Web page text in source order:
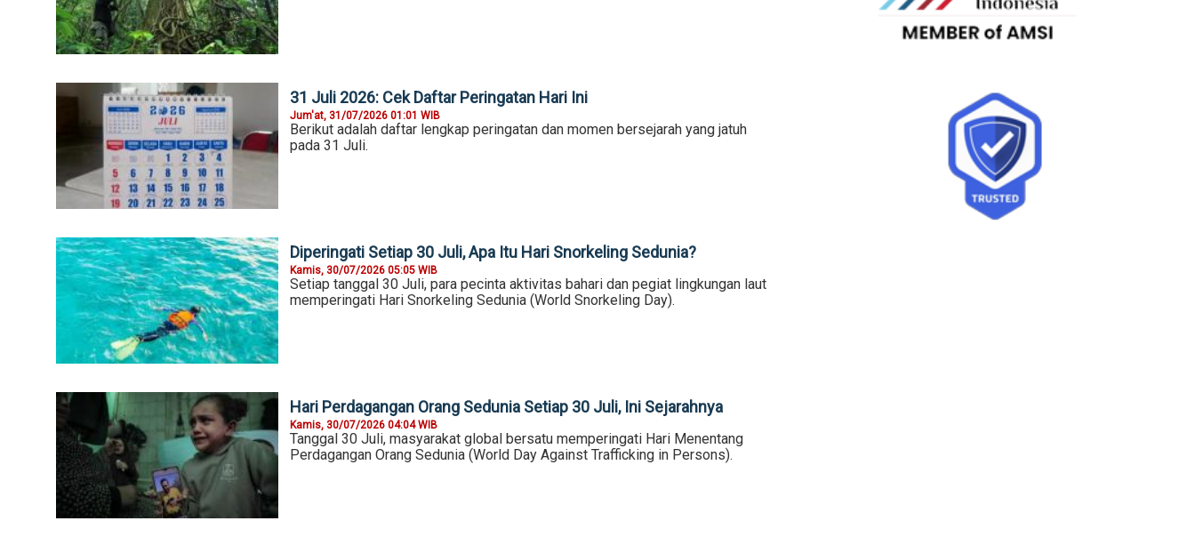
31 Juli 2026: Cek Daftar Peringatan Hari Ini
Jum'at, 31/07/2026 01:01 WIB
Berikut adalah daftar lengkap peringatan dan momen bersejarah yang jatuh
pada 31 Juli.
Diperingati Setiap 30 Juli, Apa Itu Hari Snorkeling Sedunia?
Kamis, 30/07/2026 05:05 WIB
Setiap tanggal 30 Juli, para pecinta aktivitas bahari dan pegiat lingkungan laut
memperingati Hari Snorkeling Sedunia (World Snorkeling Day).
Hari Perdagangan Orang Sedunia Setiap 30 Juli, Ini Sejarahnya
Kamis, 30/07/2026 04:04 WIB
Tanggal 30 Juli, masyarakat global bersatu memperingati Hari Menentang
Perdagangan Orang Sedunia (World Day Against Trafficking in Persons).